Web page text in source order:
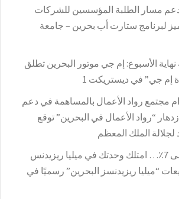
مسار الطلبة المؤسسين للشركات
لبرنامج ستارت أب بحرين – جامعة
الأسبوع: إم جي موتور البحرين تطلق
إم جي” في ديستريكت 1
مجتمع رواد الأعمال بالمساهمة في دعم
“رواد الأعمال في البحرين” توقع
لجلالة الملك المعظم
بعائد سنوي يصل إلى 7٪؜… امتلك وحدتك في ميليا ريزيدنس
“ميليا ريزيدنسز البحرين” رسميًا في